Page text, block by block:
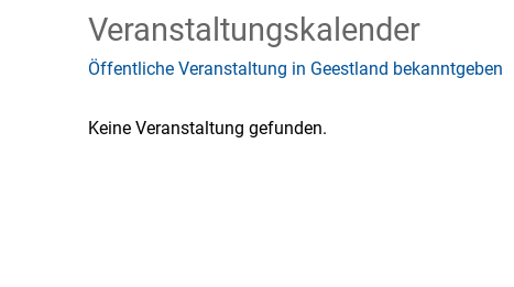
Veranstaltungskalender
Öffentliche Veranstaltung in Geestland bekanntgeben
Keine Veranstaltung gefunden.